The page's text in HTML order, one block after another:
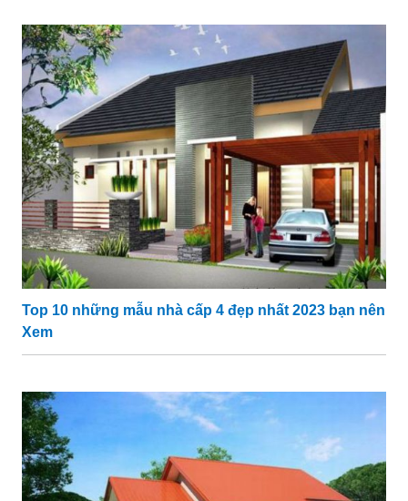
Top 10 những mẫu nhà cấp 4 đẹp nhất 2023 bạn nên
Xem